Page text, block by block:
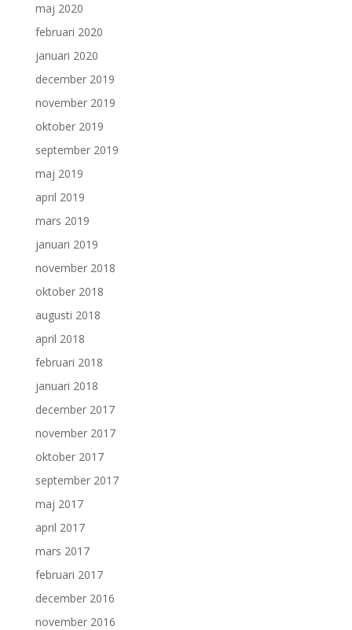
maj 2020
februari 2020
januari 2020
december 2019
november 2019
oktober 2019
september 2019
maj 2019
april 2019
mars 2019
januari 2019
november 2018
oktober 2018
augusti 2018
april 2018
februari 2018
januari 2018
december 2017
november 2017
oktober 2017
september 2017
maj 2017
april 2017
mars 2017
februari 2017
december 2016
november 2016